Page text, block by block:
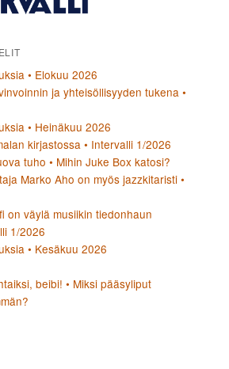
• Elokuu 2026
ja yhteisöllisyyden tukena •
• Heinäkuu 2026
kirjastossa • Intervalli 1/2026
tuho • Mihin Juke Box katosi?
Marko Aho on myös jazzkitaristi •
on väylä musiikin tiedonhaun
1/2026
• Kesäkuu 2026
beibi! • Miksi pääsyliput